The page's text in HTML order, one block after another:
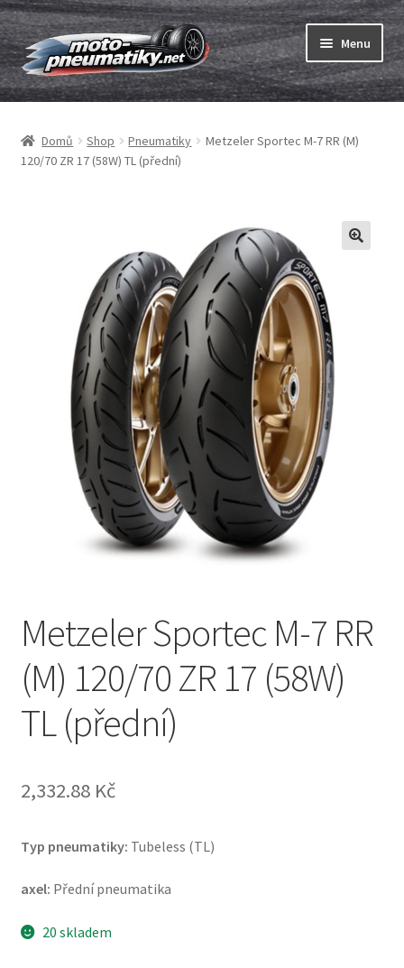
Přeskočit
na
navigaci
Přejít
k
obsahu
webu
Menu
Pneumatiky
Expand
menu
Duše & ráfkové pásky
Expand
menu
Kontakty
Domů Shop Pneumatiky
Metzeler Sportec M-7 RR (M)
120/70 ZR 17 (58W) TL (přední)
Metzeler Sportec M-7 RR
(M) 120/70 ZR 17 (58W)
TL (přední)
2,332.88 Kč
Typ pneumatiky: Tubeless (TL)
axel: Přední pneumatika
20 skladem